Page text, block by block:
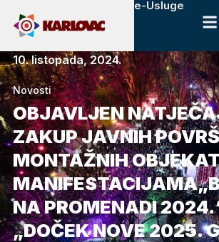
e-Usluge
10. listopada, 2024.
Novosti
OBJAVLJEN
ZAKUP JAVNIH
MONTAŽNIH
NA PROMENADI
„DOČEK NOVE 2025.